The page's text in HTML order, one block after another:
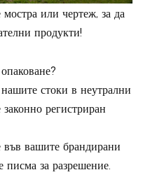
или чертеж, за да
продукти!
стоки в неутрални
регистриран
вашите брандирани
писма за разрешение.